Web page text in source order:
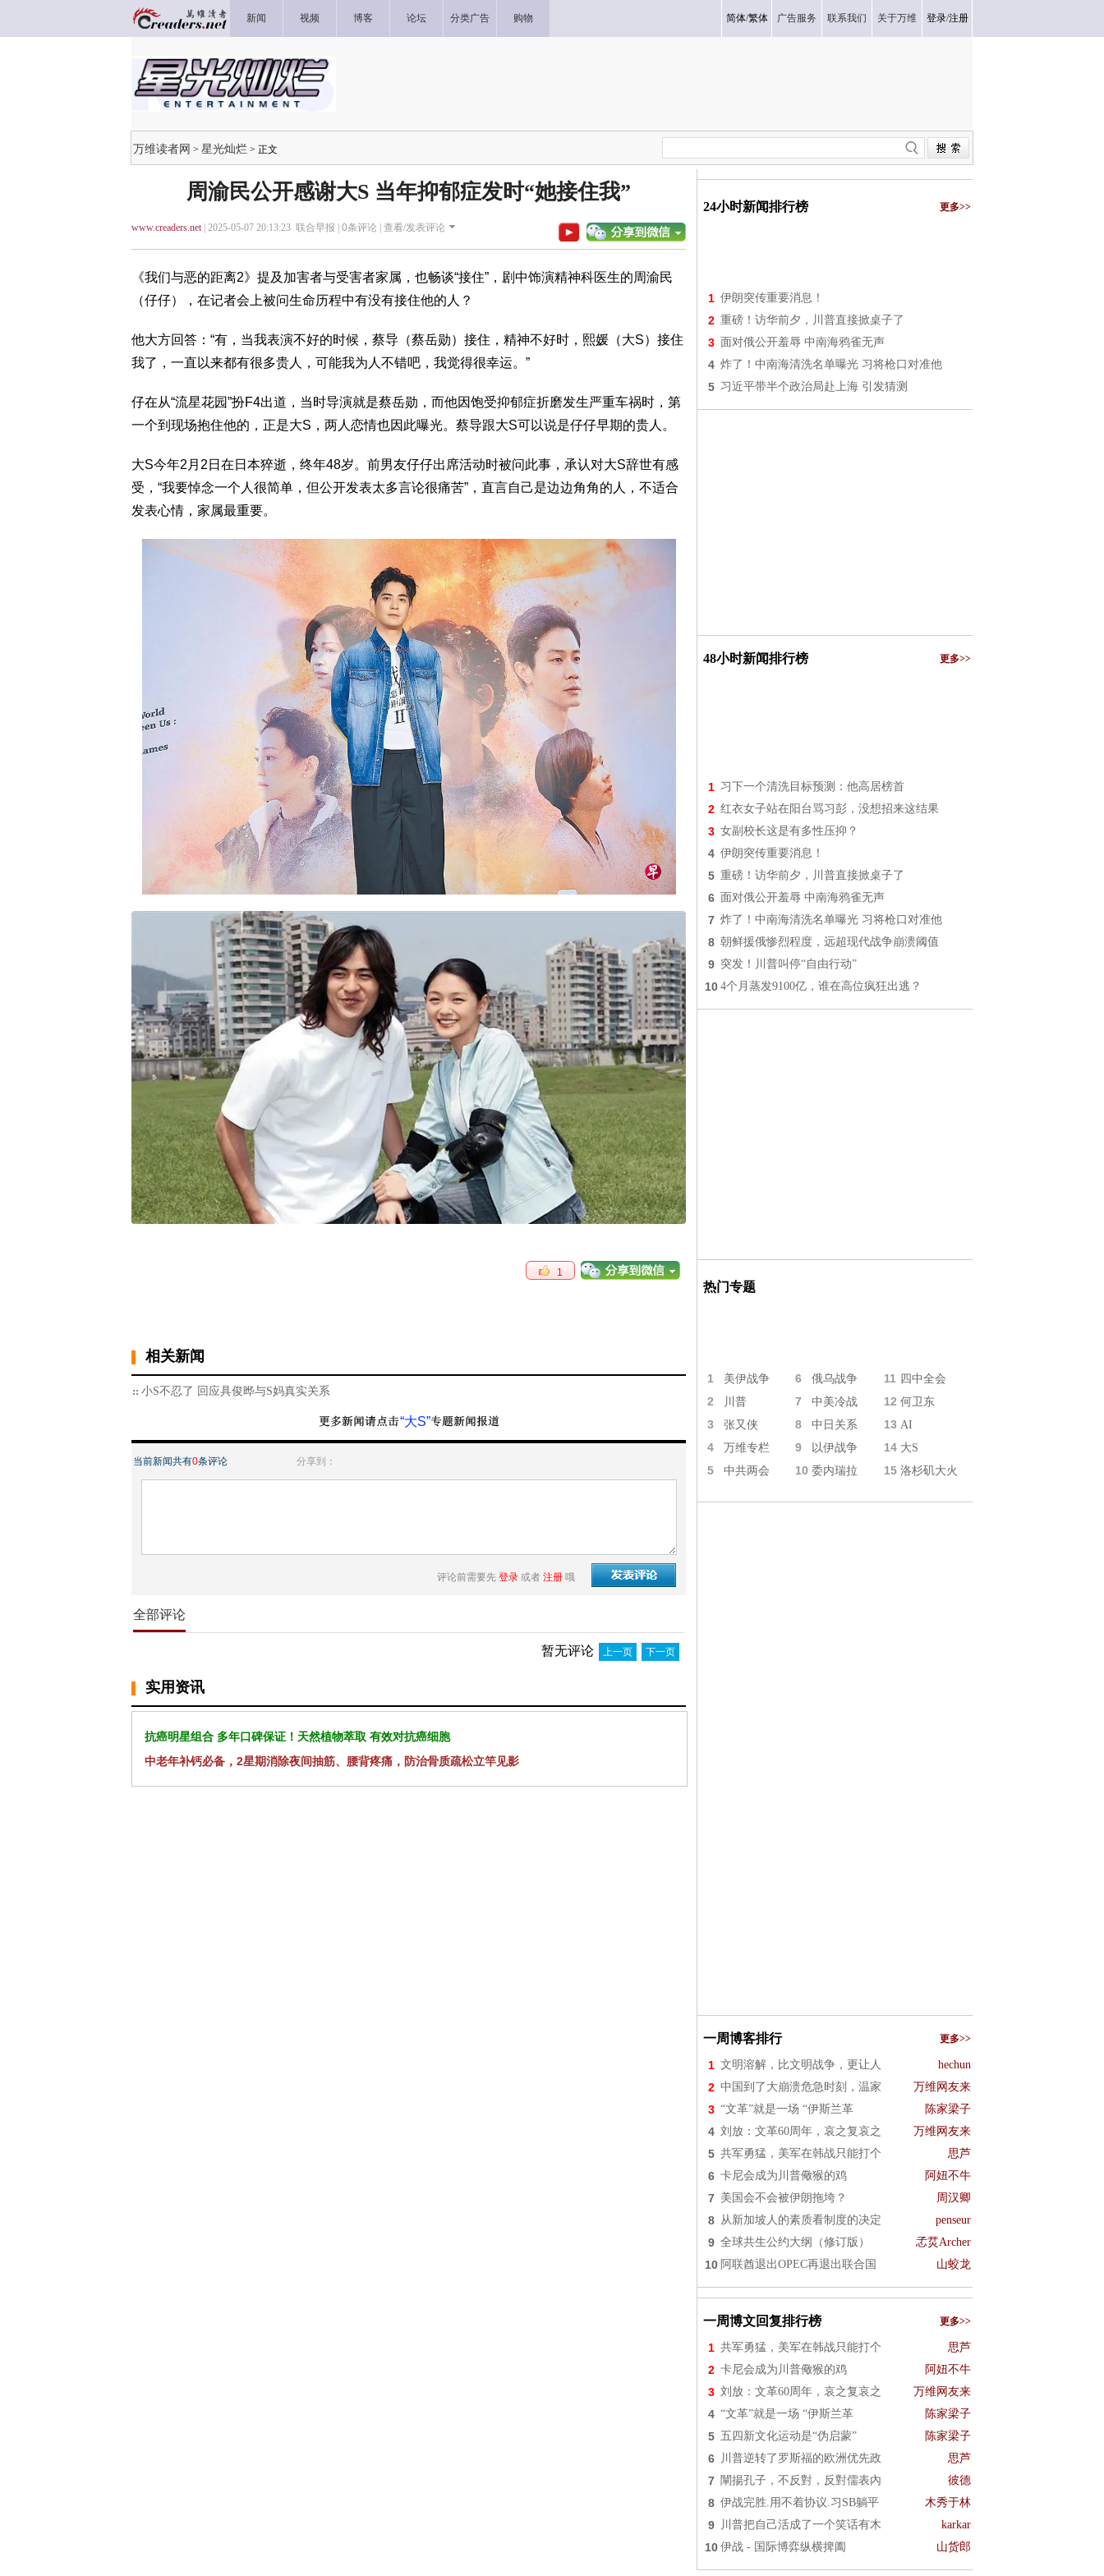
新闻 视频 博客 论坛 分类广告 购物 简体/繁体 广告服务 联系我们 关于万维 登录/注册
万维读者网 > 星光灿烂 > 正文
周渝民公开感谢大S 当年抑郁症发时“她接住我”
www.creaders.net| 2025-05-07 20:13:23 联合早报 | 0条评论 | 查看/发表评论
《我们与恶的距离2》提及加害者与受害者家属，也畅谈“接住”，剧中饰演精神科医生的周渝民
（仔仔），在记者会上被问生命历程中有没有接住他的人？
他大方回答：“有，当我表演不好的时候，蔡导（蔡岳勋）接住，精神不好时，熙媛（大S）接住
我了，一直以来都有很多贵人，可能我为人不错吧，我觉得很幸运。”
仔在从“流星花园”扮F4出道，当时导演就是蔡岳勋，而他因饱受抑郁症折磨发生严重车祸时，第
一个到现场抱住他的，正是大S，两人恋情也因此曝光。蔡导跟大S可以说是仔仔早期的贵人。
大S今年2月2日在日本猝逝，终年48岁。前男友仔仔出席活动时被问此事，承认对大S辞世有感
受，“我要悼念一个人很简单，但公开发表太多言论很痛苦”，直言自己是边边角角的人，不适合
发表心情，家属最重要。
1
相关新闻
小S不忍了 回应具俊晔与S妈真实关系
“大S”
当前新闻共有0条评论 分享到：
评论前需要先 登录 或者 注册 哦
全部评论
暂无评论 上一页 下一页
实用资讯
抗癌明星组合 多年口碑保证！天然植物萃取 有效对抗癌细胞
中老年补钙必备，2星期消除夜间抽筋、腰背疼痛，防治骨质疏松立竿见影
24小时新闻排行榜 更多>>
1 伊朗突传重要消息！
2 重磅！访华前夕，川普直接掀桌子了
3 面对俄公开羞辱 中南海鸦雀无声
4 炸了！中南海清洗名单曝光 习将枪口对准他
5 习近平带半个政治局赴上海 引发猜测
48小时新闻排行榜 更多>>
1 习下一个清洗目标预测：他高居榜首
2 红衣女子站在阳台骂习彭，没想招来这结果
3 女副校长这是有多性压抑？
4 伊朗突传重要消息！
5 重磅！访华前夕，川普直接掀桌子了
6 面对俄公开羞辱 中南海鸦雀无声
7 炸了！中南海清洗名单曝光 习将枪口对准他
8 朝鲜援俄惨烈程度，远超现代战争崩溃阈值
9 突发！川普叫停“自由行动”
10 4个月蒸发9100亿，谁在高位疯狂出逃？
热门专题
1 美伊战争 6 俄乌战争 11 四中全会
2 川普 7 中美冷战 12 何卫东
3 张又侠 8 中日关系 13 AI
4 万维专栏 9 以伊战争 14 大S
5 中共两会 10 委内瑞拉 15 洛杉矶大火
一周博客排行 更多>>
1 文明溶解，比文明战争，更让人 hechun
2 中国到了大崩溃危急时刻，温家 万维网友来
3 “文革”就是一场 “伊斯兰革 陈家梁子
4 刘放：文革60周年，哀之复哀之 万维网友来
5 共军勇猛，美军在韩战只能打个 思芦
6 卡尼会成为川普儆猴的鸡 阿妞不牛
7 美国会不会被伊朗拖垮？ 周汉卿
8 从新加坡人的素质看制度的决定 penseur
9 全球共生公约大纲（修订版） 孞烎Archer
10 阿联酋退出OPEC再退出联合国 山蛟龙
一周博文回复排行榜 更多>>
1 共军勇猛，美军在韩战只能打个 思芦
2 卡尼会成为川普儆猴的鸡 阿妞不牛
3 刘放：文革60周年，哀之复哀之 万维网友来
4 “文革”就是一场 “伊斯兰革 陈家梁子
5 五四新文化运动是“伪启蒙” 陈家梁子
6 川普逆转了罗斯福的欧洲优先政 思芦
7 闡揚孔子，不反對，反對儒表內 彼德
8 伊战完胜.用不着协议.习SB躺平 木秀于林
9 川普把自己活成了一个笑话有木 karkar
10 伊战 - 国际博弈纵横捭阖 山货郎